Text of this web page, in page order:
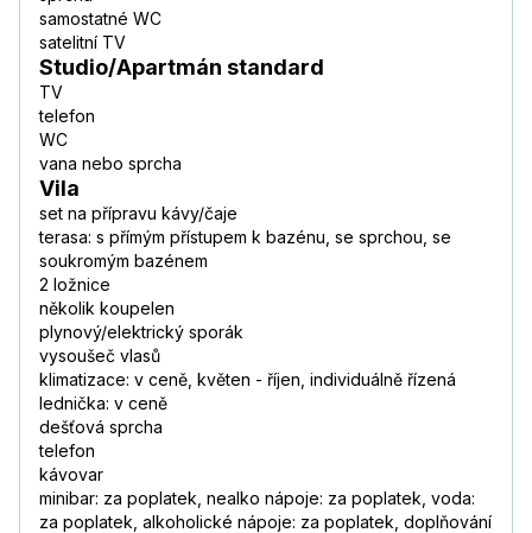
samostatné WC
satelitní TV
Studio/Apartmán standard
TV
telefon
WC
vana nebo sprcha
Vila
set na přípravu kávy/čaje
terasa: s přímým přístupem k bazénu, se sprchou, se
soukromým bazénem
2 ložnice
několik koupelen
plynový/elektrický sporák
vysoušeč vlasů
klimatizace: v ceně, květen - říjen, individuálně řízená
lednička: v ceně
dešťová sprcha
telefon
kávovar
minibar: za poplatek, nealko nápoje: za poplatek, voda:
za poplatek, alkoholické nápoje: za poplatek, doplňování